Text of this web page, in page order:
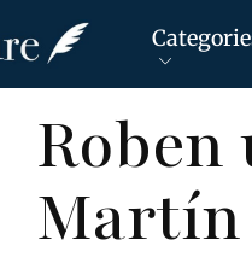
Roben
Martín